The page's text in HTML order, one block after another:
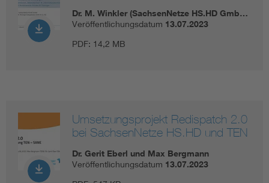
Dr. M. Winkler (SachsenNetze HS.HD Gmb…
Veröffentlichungsdatum 13.07.2023
PDF: 14,2 MB
Umsetzungsprojekt Redispatch 2.0
bei SachsenNetze HS.HD und TEN
Dr. Gerit Eberl und Max Bergmann
Veröffentlichungsdatum 13.07.2023